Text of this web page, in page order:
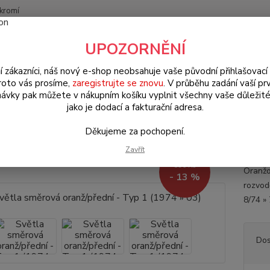
Hledat
Brouk Typ 1 (1938 » 03) Elektroinstalace (Electrical) Světla &
směrová oranž/přední - Typ
896 Kč
- 13 %
8/74 »
UPOZORNĚNÍ
zákazníci, náš nový e-shop neobsahuje vaše původní přihlašovací
vás prosíme, zaregistrujte se znovu. V průběhu zadání vaší
pak můžete v nákupním košíku vyplnit všechny vaše
jako je dodací a fakturační adresa.
Děkujeme za pochopení.
Zavřít